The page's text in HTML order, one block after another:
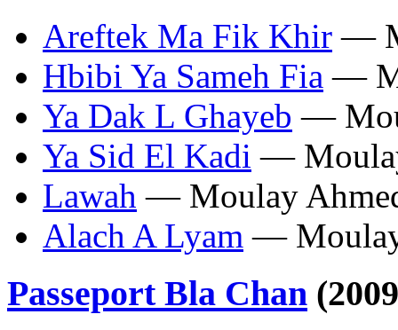
Areftek Ma Fik Khir —
Hbibi Ya Sameh Fia —
Ya Dak L Ghayeb —
Ya Sid El Kadi —
Lawah — Moulay
Alach A Lyam — Moulay
Passeport Bla Chan